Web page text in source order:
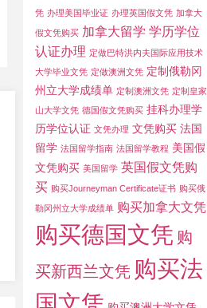
凭 办理美国毕业证 办理英国假文凭 加拿大
假文凭购买 加拿大留学 学历学位
认证办理 定做巴特洪内夫国际应用技术
大学毕业文凭 定做澳洲文凭 定制俄勒冈
州立大学成绩单 定制澳洲文凭 定制皇家
山大学文凭 德国假文凭购买 挂科办理学
历学位认证 文凭办理 文凭购买 法国
留学 法国留学指南 法国留学教程 美国假
文凭购买 美国留学 英国假文凭购
买 购买Journeyman Certificate证书 购买俄
勒冈州立大学成绩单 购买加拿大文凭
购买德国文凭 购
买新西兰文凭 购买法